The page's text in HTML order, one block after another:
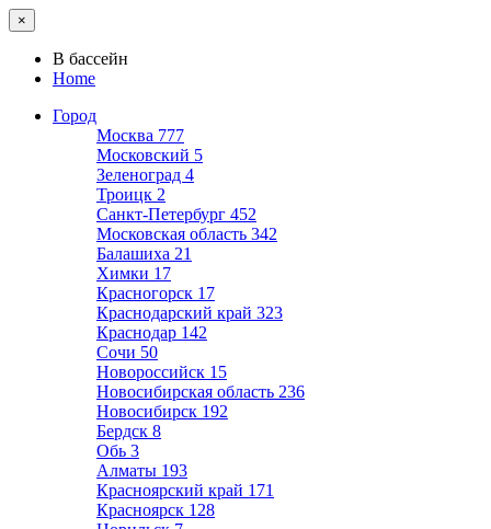
×
В бассейн
Home
Город
Москва 777
Московский 5
Зеленоград 4
Троицк 2
Санкт-Петербург 452
Московская область 342
Балашиха 21
Химки 17
Красногорск 17
Краснодарский край 323
Краснодар 142
Сочи 50
Новороссийск 15
Новосибирская область 236
Новосибирск 192
Бердск 8
Обь 3
Алматы 193
Красноярский край 171
Красноярск 128